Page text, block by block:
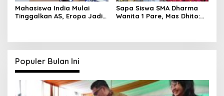
Mahasiswa India Mulai
Tinggalkan AS, Eropa Jadi
Sapa Siswa SMA Dharma
Wanita 1 Pare, Mas Dhito:
Populer Bulan Ini